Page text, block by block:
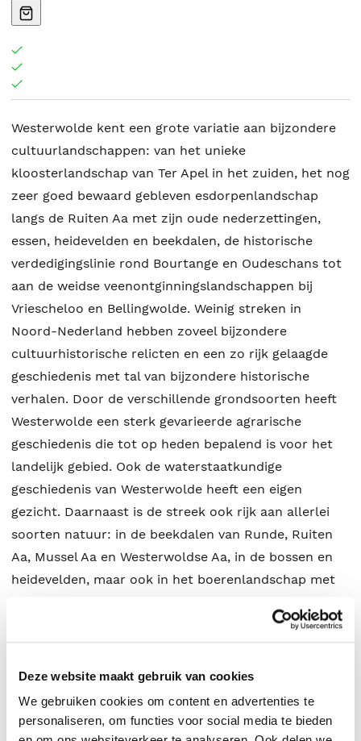
Deze website maakt gebruik van cookies
We gebruiken cookies om content en advertenties te
personaliseren, om functies voor social media te bieden
Westerwolde kent een grote variatie aan bijzondere
cultuurlandschappen: van het unieke
kloosterlandschap van Ter Apel in het zuiden, het nog
zeer goed bewaard gebleven esdorpenlandschap
langs de Ruiten Aa met zijn oude nederzettingen,
essen, heidevelden en beekdalen, de historische
verdedigingslinie rond Bourtange en Oudeschans tot
aan de weidse veenontginningslandschappen bij
Vriescheloo en Bellingwolde. Weinig streken in
Noord-Nederland hebben zoveel bijzondere
cultuurhistorische relicten en een zo rijk gelaagde
geschiedenis met tal van bijzondere historische
verhalen. Door de verschillende grondsoorten heeft
Westerwolde een sterk gevarieerde agrarische
geschiedenis die tot op heden bepalend is voor het
landelijk gebied. Ook de waterstaatkundige
geschiedenis van Westerwolde heeft een eigen
gezicht. Daarnaast is de streek ook rijk aan allerlei
soorten natuur: in de beekdalen van Runde, Ruiten
Aa, Mussel Aa en Westerwoldse Aa, in de bossen en
heidevelden, maar ook in het boerenlandschap met
Juist de in eeuwen gegroeide intensieve verbinding
tussen natuur en cultuur maken dit gebied zo
belangrijk en veelzijdig. De Landschapsbiografie van
mensen. Tientallen generaties bewoners, maar ook
voorbijgangers en buitenstaanders, hebben het